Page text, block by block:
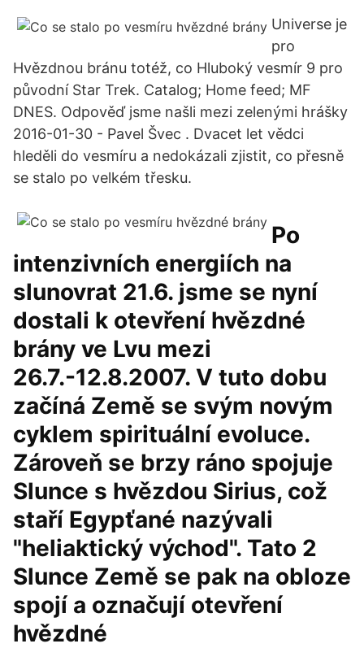
Universe je
pro
Hvězdnou bránu totéž, co Hluboký vesmír 9 pro
původní Star Trek. Catalog; Home feed; MF
DNES. Odpověď jsme našli mezi zelenými hrášky
2016-01-30 - Pavel Švec . Dvacet let vědci
hleděli do vesmíru a nedokázali zjistit, co přesně
se stalo po velkém třesku.
Po
intenzivních energiích na
slunovrat 21.6. jsme se nyní
dostali k otevření hvězdné
brány ve Lvu mezi
26.7.-12.8.2007. V tuto dobu
začíná Země se svým novým
cyklem spirituální evoluce.
Zároveň se brzy ráno spojuje
Slunce s hvězdou Sirius, což
staří Egypťané nazývali
"heliaktický východ". Tato 2
Slunce Země se pak na obloze
spojí a označují otevření
hvězdné